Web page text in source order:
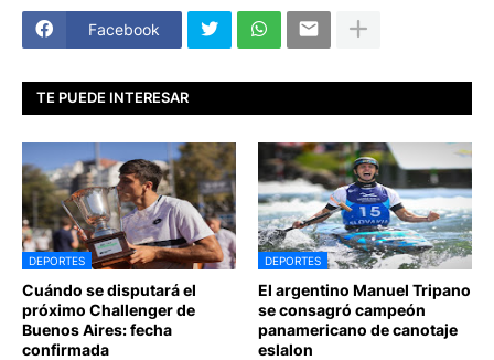
Facebook
TE PUEDE INTERESAR
DEPORTES
Cuándo se disputará el
próximo Challenger de
Buenos Aires: fecha
confirmada
DEPORTES
El argentino Manuel Tripano
se consagró campeón
panamericano de canotaje
eslalon